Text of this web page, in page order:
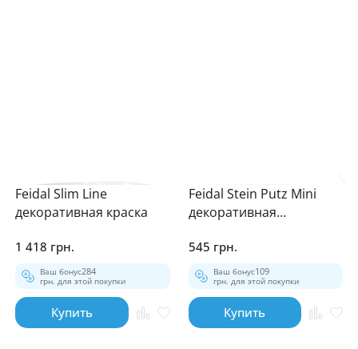
Feidal Slim Line
декоративная краска
1 418 грн.
Ваш бонус284
грн. для этой покупки
Купить
Feidal Stein Putz Mini
декоративная
545 грн.
Ваш бонус109
грн. для этой покупки
Купить